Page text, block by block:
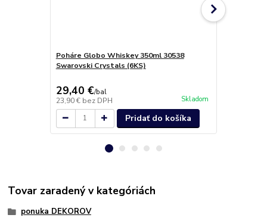
Poháre Globo Whiskey 350ml 30538
Swarovski Crystals (6KS)
29,40 €/bal
23,90 € bez DPH Skladom
Pridať do košíka
Tovar zaradený v kategóriách
ponuka DEKOROV